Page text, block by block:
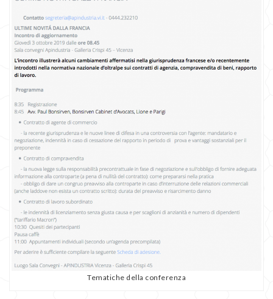
Tematiche della conferenza